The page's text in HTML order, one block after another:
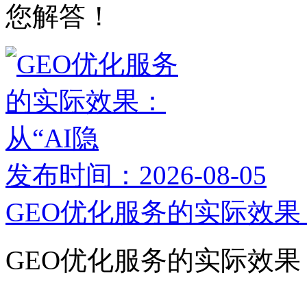
您解答！
发布时间：2026-08-05
GEO优化服务的实际效
GEO优化服务的实际效